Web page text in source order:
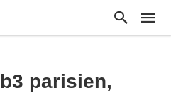
parisien,